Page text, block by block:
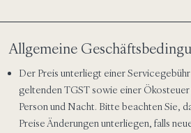
Allgemeine
Der Preis unterliegt einer
geltenden TGST sowie einer
Person und Nacht. Bitte beachten Sie,
Preise Änderungen unterliegen, falls